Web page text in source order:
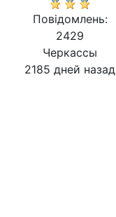
Повідомлень:
2429
Черкассы
2185 дней назад